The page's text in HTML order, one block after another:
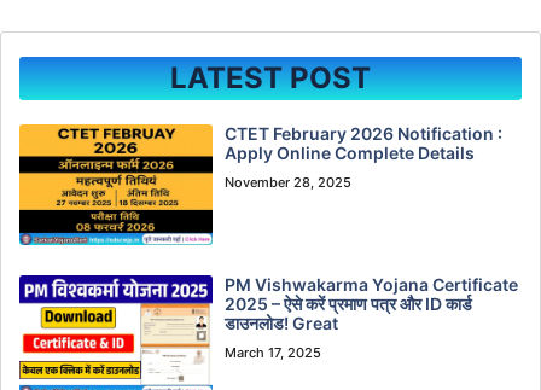
LATEST POST
CTET February 2026 Notification :
Apply Online Complete Details
November 28, 2025
PM Vishwakarma Yojana Certificate
2025 – ऐसे करें प्रमाण पत्र और ID कार्ड
डाउनलोड! Great
March 17, 2025